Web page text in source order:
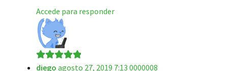
Accede para responder
Valorado en5
diego agosto 27, 2019 7:13 0000008